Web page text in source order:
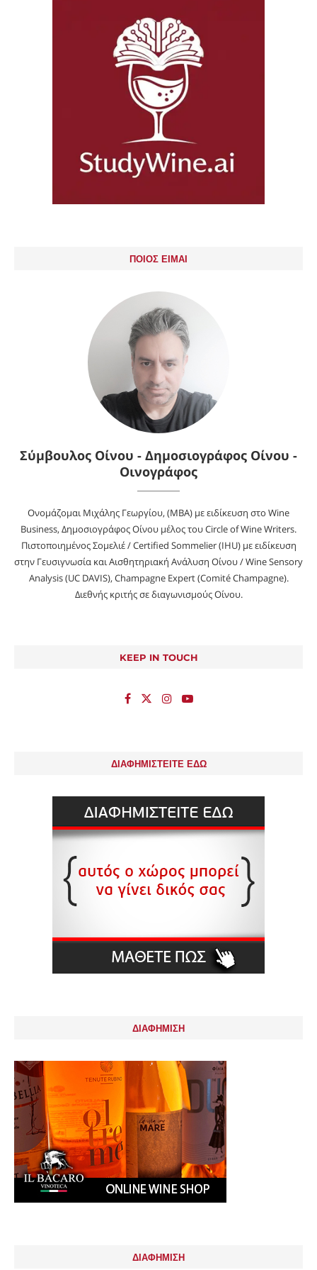
ΠΟΙΟΣ ΕΙΜΑΙ
Σύμβουλος Οίνου - Δημοσιογράφος Οίνου -
Οινογράφος
Ονομάζομαι Μιχάλης Γεωργίου, (MBA) με ειδίκευση στο Wine
Business, Δημοσιογράφος Οίνου μέλος του Circle of Wine Writers.
Πιστοποιημένος Σομελιέ / Certified Sommelier (IHU) με ειδίκευση
στην Γευσιγνωσία και Αισθητηριακή Ανάλυση Οίνου / Wine Sensory
Analysis (UC DAVIS), Champagne Expert (Comité Champagne).
Διεθνής κριτής σε διαγωνισμούς Οίνου.
KEEP IN TOUCH
ΔΙΑΦΗΜΙΣΤΕΙΤΕ ΕΔΩ
ΔΙΑΦΗΜΙΣΗ
ΔΙΑΦΗΜΙΣΗ